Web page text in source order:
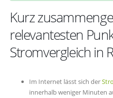
Kurz
relevantesten
Stromvergleich in
Im Internet lässt sich der
innerhalb weniger Minuten